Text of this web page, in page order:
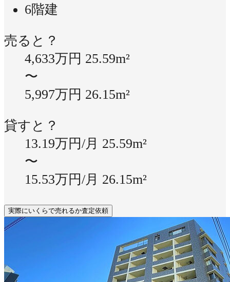
6階建
売ると？
4,633万円 25.59m²
〜
5,997万円 26.15m²
貸すと？
13.19万円/月 25.59m²
〜
15.53万円/月 26.15m²
実際にいくらで売れるか査定依頼